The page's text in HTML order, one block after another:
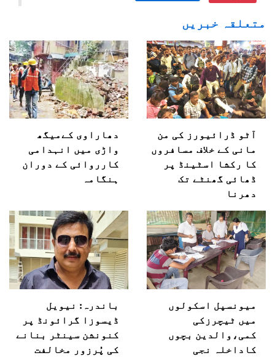
متعلقہ خبریں
آٹو ڈرائیورز کی من
مانی کے خلاف مسافروں
کا رکشا اسٹینڈ پر
ڈھائی گھنٹے تک
دھرنا
دھاراوی کےمیگھ
واڑی میں انہدامی
کارروائی کے دوران
ہنگامہ
میونسپل اسکولوں
میں ٹیچرزکی
کمی،والدین بچوں
کاداخلہ نجی
باندرہ: نیویل
ڈیسوزا گرائونڈ پر
کنونشن سینٹر بنانے
کی پُرزور مخالفت